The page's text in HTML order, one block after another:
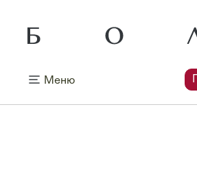
Меню